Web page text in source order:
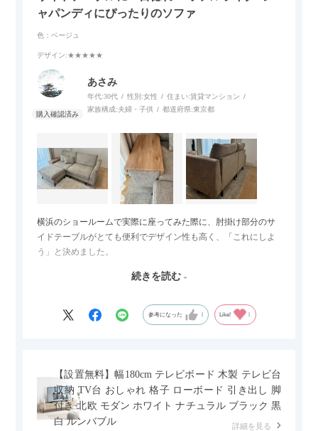
ャパンディにぴったりのソファ
色：ベージュ
デザイン:★★★★★
あさみ
年代:30代 性別:女性 住まい:賃貸マンション
家族構成:夫婦・子供 都道府県:東京都
横浜のショールームで実際に座ってみた際に、肘掛け部分のサ
イドテーブルがとても便利でデザイン性も高く、「これにしよ
う」と決めました。
サイズは2.5人掛けですが、幅184cmとコンパクトなので圧迫感
グとのバランスもぴったりで、リビング全体がすっきり見えま
ないのもお気に入りのポイントです。さらに、わが家はソファ
の後ろ側を通ることも多い間取りなので、背面まできれいに仕
上げられているデザインも気に入っています。どの角度から見
ても美しく、空間の印象を損ないません。
続きを読む
参考になった Like!
【設置無料】幅180cm テレビボード 木製 テレビ台
収納 TV台 おしゃれ 格子 ローボード 引き出し 脚
付き 北欧 モダン ホワイト ナチュラル ブラック 黒
白 ルンバブル
詳細を見る